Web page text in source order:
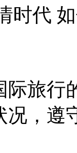
际旅行
况，遵